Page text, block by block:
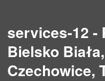
services-12 -
Bielsko
Czechowice,